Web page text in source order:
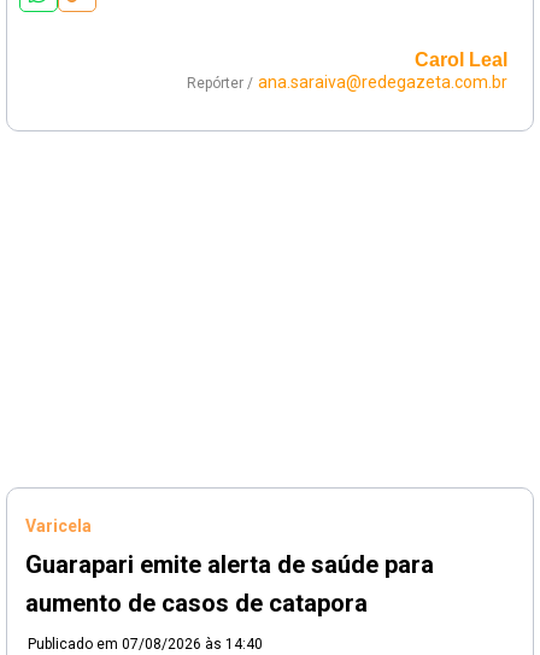
Carol Leal
Repórter / ana.saraiva@redegazeta.com.br
Varicela
Guarapari emite alerta de saúde para
aumento de casos de catapora
Publicado em 07/08/2026 às 14:40